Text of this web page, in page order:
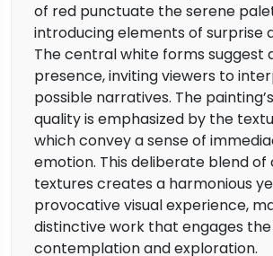
of red punctuate the serene
introducing elements of surprise
The central white forms suggest
presence, inviting viewers to
possible narratives. The
quality is emphasized by the
which convey a sense of
emotion. This deliberate blend of
textures creates a harmonious
provocative visual experience,
distinctive work that engages
contemplation and exploration.